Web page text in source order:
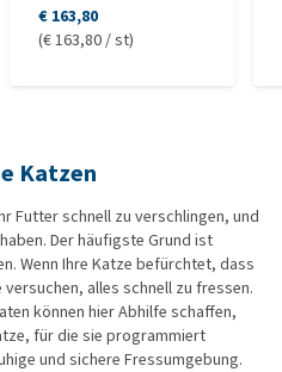
€ 163,80
(€ 163,80 / st)
Katzen
Futter schnell zu verschlingen, und
Der häufigste Grund ist
Wenn Ihre Katze befürchtet, dass
alles schnell zu fressen.
können hier Abhilfe schaffen,
für die sie programmiert
und sichere Fressumgebung.